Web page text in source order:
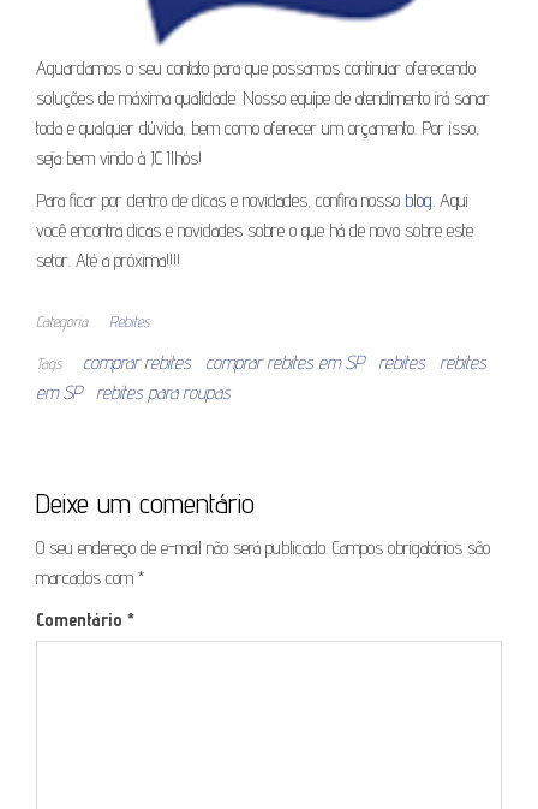
Aguardamos o seu contato para que possamos continuar oferecendo
soluções de máxima qualidade. Nosso equipe de atendimento irá sanar
toda e qualquer dúvida, bem como oferecer um orçamento. Por isso,
seja bem vindo à JC Ilhós!
Para ficar por dentro de dicas e novidades, confira nosso blog. Aqui
você encontra dicas e novidades sobre o que há de novo sobre este
setor. Até a próxima!!!!
Categoria Rebites
Tags comprar rebites comprar rebites em SP rebites
rebites
em SP
rebites para roupas
Deixe um comentário
O seu endereço de e-mail não será publicado. Campos obrigatórios são
marcados com *
Comentário *